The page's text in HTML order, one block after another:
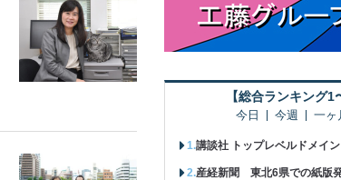
【総合ランキング1
今日 今週 一ヶ
講談社 トップレベルドメイ
産経新聞 東北6県での紙版